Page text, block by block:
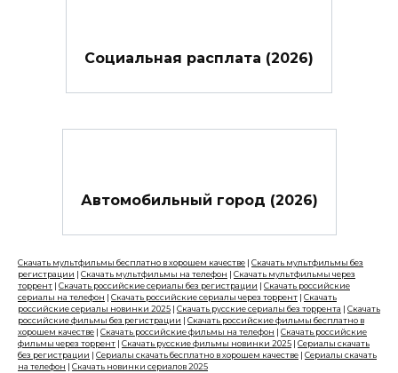
Социальная расплата (2026)
Автомобильный город (2026)
Скачать мультфильмы бесплатно в хорошем качестве | Скачать мультфильмы без
регистрации | Скачать мультфильмы на телефон | Скачать мультфильмы через
торрент | Скачать российские сериалы без регистрации | Скачать российские
сериалы на телефон | Скачать российские сериалы через торрент | Скачать
российские сериалы новинки 2025 | Скачать русские сериалы без торрента | Скачать
российские фильмы без регистрации | Скачать российские фильмы бесплатно в
хорошем качестве | Скачать российские фильмы на телефон | Скачать российские
фильмы через торрент | Скачать русские фильмы новинки 2025 | Сериалы скачать
без регистрации | Сериалы скачать бесплатно в хорошем качестве | Сериалы скачать
на телефон | Скачать новинки сериалов 2025